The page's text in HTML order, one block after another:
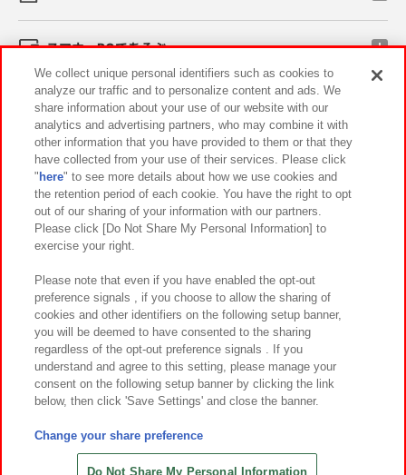
スマホ・PCであそぶ
イベント・キャンペーン
関連会社 サステナビリティ サイトポリシー
プライバシーポリシー ウェブアクセシビリティ方針と検証結果
お取引先さまとともに
カスタマーハラスメント対応方針 よくあるご質問・お問い合わせ
©Bandai Namco Amusement Inc.
©Bandai Namco Amusement Lab Inc.
©HANAYASHIKI Co., Ltd. All Rights Reserved.
We collect unique personal identifiers such as cookies to
analyze our traffic and to personalize content and ads. We
share information about your use of our website with our
analytics and advertising partners, who may combine it with
other information that you have provided to them or that they
have collected from your use of their services. Please click
" here" to see more details about how we use cookies and
the retention period of each cookie. You have the right to opt
out of our sharing of your information with our partners.
Please click [Do Not Share My Personal Information] to
exercise your right.
Please note that even if you have enabled the opt-out
preference signals , if you choose to allow the sharing of
cookies and other identifiers on the following setup banner,
you will be deemed to have consented to the sharing
regardless of the opt-out preference signals . If you
understand and agree to this setting, please manage your
consent on the following setup banner by clicking the link
below, then click 'Save Settings' and close the banner.
Change your share preference
Do Not Share My Personal Information